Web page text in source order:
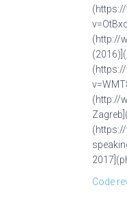
(http://
(http://
Code